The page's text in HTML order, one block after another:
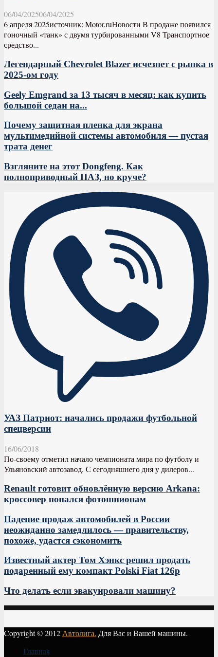
06/04/202506/04/2025
6 апреля 2025источник: Motor.ruНовости В продаже появился
гоночный «танк» с двумя турбированными V8 Транспортное
средство...
Легендарный Chevrolet Blazer исчезнет с рынка в
2025-ом году
Geely Emgrand за 13 тысяч в месяц: как купить
большой седан на...
Почему защитная пленка для экрана
мультимедийной системы автомобиля — пустая
трата денег
Взгляните на этот Dongfeng. Как
полноприводный ПАЗ, но круче?
УАЗ Патриот: начались продажи футбольной
спецверсии
16/06/2018
По-своему отметил начало чемпионата мира по футболу и
Ульяновский автозавод. С сегодняшнего дня у дилеров...
Renault готовит обновлённую версию Arkana:
кроссовер попался фотошпионам
Падение продаж автомобилей в России
неожиданно замедлилось — правительству,
похоже, удастся сэкономить
Известный актер Том Хэнкс решил продать
подаренный ему компакт Polski Fiat 126p
Что делать если эвакуировали машину?
Copyright © 2012 Автолига. Для Вас и Вашей машины.
Главная